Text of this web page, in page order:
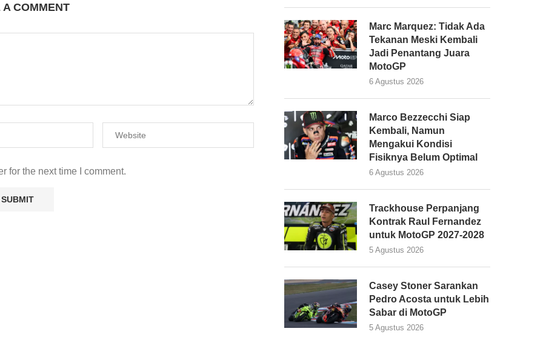
A COMMENT
for the next time I comment.
Marc Marquez: Tidak Ada
Tekanan Meski Kembali
Jadi Penantang Juara
MotoGP
6 Agustus 2026
Marco Bezzecchi Siap
Kembali, Namun
Mengakui Kondisi
Fisiknya Belum Optimal
6 Agustus 2026
Trackhouse Perpanjang
Kontrak Raul Fernandez
untuk MotoGP 2027-2028
5 Agustus 2026
Casey Stoner Sarankan
Pedro Acosta untuk Lebih
Sabar di MotoGP
5 Agustus 2026